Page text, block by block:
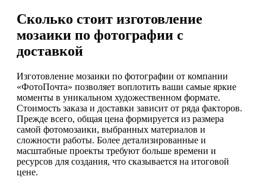
Сколько стоит изготовление
мозаики по фотографии с
доставкой
Изготовление мозаики по фотографии от компании
«ФотоПочта» позволяет воплотить ваши самые яркие
моменты в уникальном художественном формате.
Стоимость заказа и доставки зависит от ряда факторов.
Прежде всего, общая цена формируется из размера
самой фотомозаики, выбранных материалов и
сложности работы. Более детализированные и
масштабные проекты требуют больше времени и
ресурсов для создания, что сказывается на итоговой
цене.